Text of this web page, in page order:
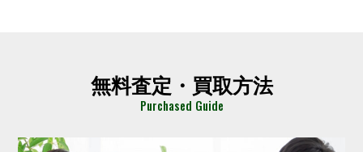
無料査定・買取方法
Purchased Guide